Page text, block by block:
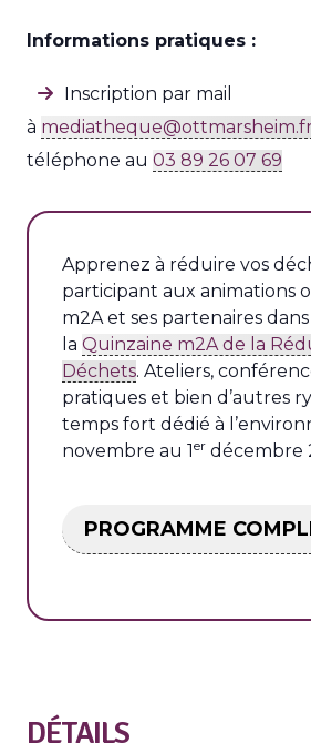
Informations pratiques :
Inscription par mail
à
téléphone au 03 89 26 07 69
Apprenez à réduire vos
participant aux animations
m2A et ses partenaires
la Quinzaine m2A de la
Déchets. Ateliers,
pratiques et bien d’autres
temps fort dédié à
novembre au 1er décembre
PROGRAMME
DÉTAILS